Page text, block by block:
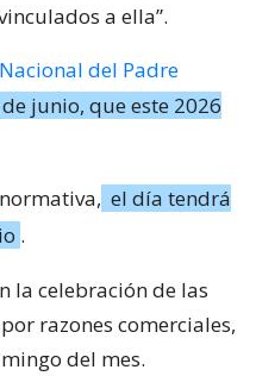
a ella”.
del Padre
junio, que este 2026
el día tendrá
.
la celebración de las
razones comerciales,
del mes.